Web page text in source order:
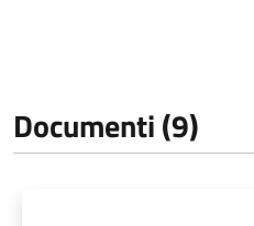
Documenti (9)